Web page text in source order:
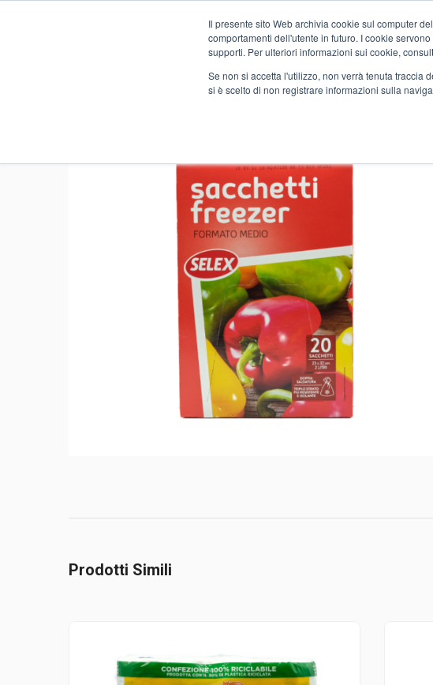
Il presente sito Web archivia cookie sul computer
comportamenti dell'utente in futuro. I cookie
supporti. Per ulteriori informazioni sui cookie,
Se non si accetta l'utilizzo, non verrà tenuta traccia
si è scelto di non registrare informazioni sulla
Novità Chi siamo
DROGHERIA MATERIALE CUCINA SACCH.GELO
Prodotti Simili